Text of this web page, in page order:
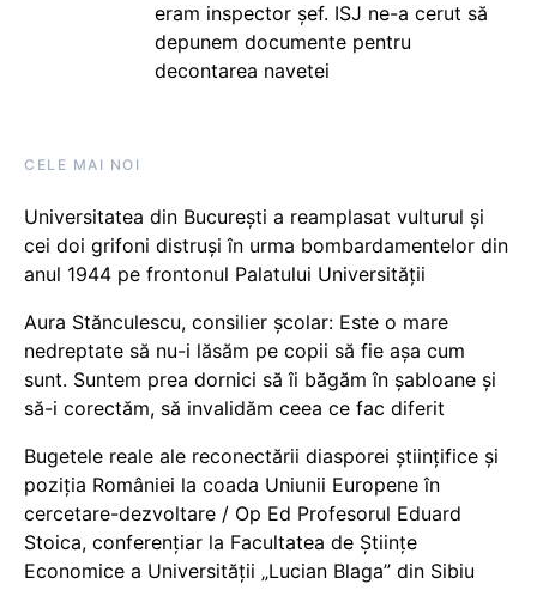
eram inspector șef. ISJ ne-a cerut să
depunem documente pentru
decontarea navetei
CELE MAI NOI
Universitatea din București a reamplasat vulturul și
cei doi grifoni distruși în urma bombardamentelor din
anul 1944 pe frontonul Palatului Universității
Aura Stănculescu, consilier școlar: Este o mare
nedreptate să nu-i lăsăm pe copii să fie așa cum
sunt. Suntem prea dornici să îi băgăm în șabloane și
să-i corectăm, să invalidăm ceea ce fac diferit
Bugetele reale ale reconectării diasporei științifice și
poziția României la coada Uniunii Europene în
cercetare-dezvoltare / Op Ed Profesorul Eduard
Stoica, conferențiar la Facultatea de Științe
Economice a Universității „Lucian Blaga” din Sibiu